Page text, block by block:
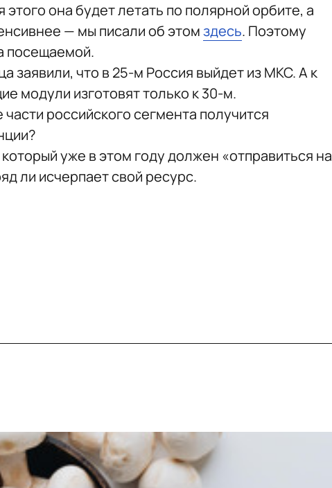
она будет летать по полярной орбите, а
— мы писали об этомздесь. Поэтому
посещаемой.
заявили, что в 25-м Россия выйдет из МКС. А к
модули изготовят только к 30-м.
российского сегмента получится
уже в этом году должен «отправиться на
ли исчерпает свой ресурс.